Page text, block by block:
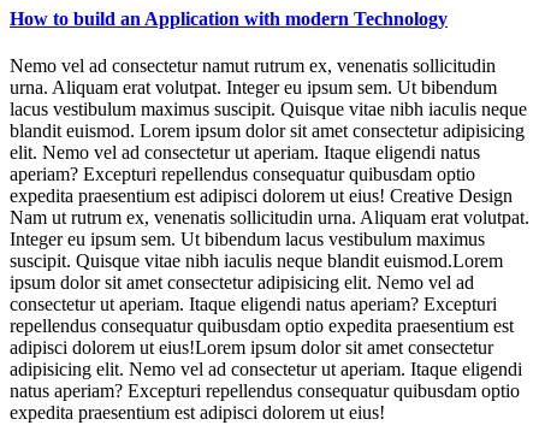
How to build an Application with modern Technology
Nemo vel ad consectetur namut rutrum ex, venenatis sollicitudin
urna. Aliquam erat volutpat. Integer eu ipsum sem. Ut bibendum
lacus vestibulum maximus suscipit. Quisque vitae nibh iaculis neque
blandit euismod. Lorem ipsum dolor sit amet consectetur adipisicing
elit. Nemo vel ad consectetur ut aperiam. Itaque eligendi natus
aperiam? Excepturi repellendus consequatur quibusdam optio
expedita praesentium est adipisci dolorem ut eius! Creative Design
Nam ut rutrum ex, venenatis sollicitudin urna. Aliquam erat volutpat.
Integer eu ipsum sem. Ut bibendum lacus vestibulum maximus
suscipit. Quisque vitae nibh iaculis neque blandit euismod.Lorem
ipsum dolor sit amet consectetur adipisicing elit. Nemo vel ad
consectetur ut aperiam. Itaque eligendi natus aperiam? Excepturi
repellendus consequatur quibusdam optio expedita praesentium est
adipisci dolorem ut eius!Lorem ipsum dolor sit amet consectetur
adipisicing elit. Nemo vel ad consectetur ut aperiam. Itaque eligendi
natus aperiam? Excepturi repellendus consequatur quibusdam optio
expedita praesentium est adipisci dolorem ut eius!